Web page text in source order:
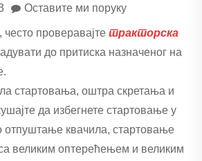
Оставите ми поруку
проверавајте тракторска
до притиска назначеног на
стартовања, оштра скретања и
да избегнете стартовање у
отпуштање квачила, стартовање
великим оптерећењем и великим